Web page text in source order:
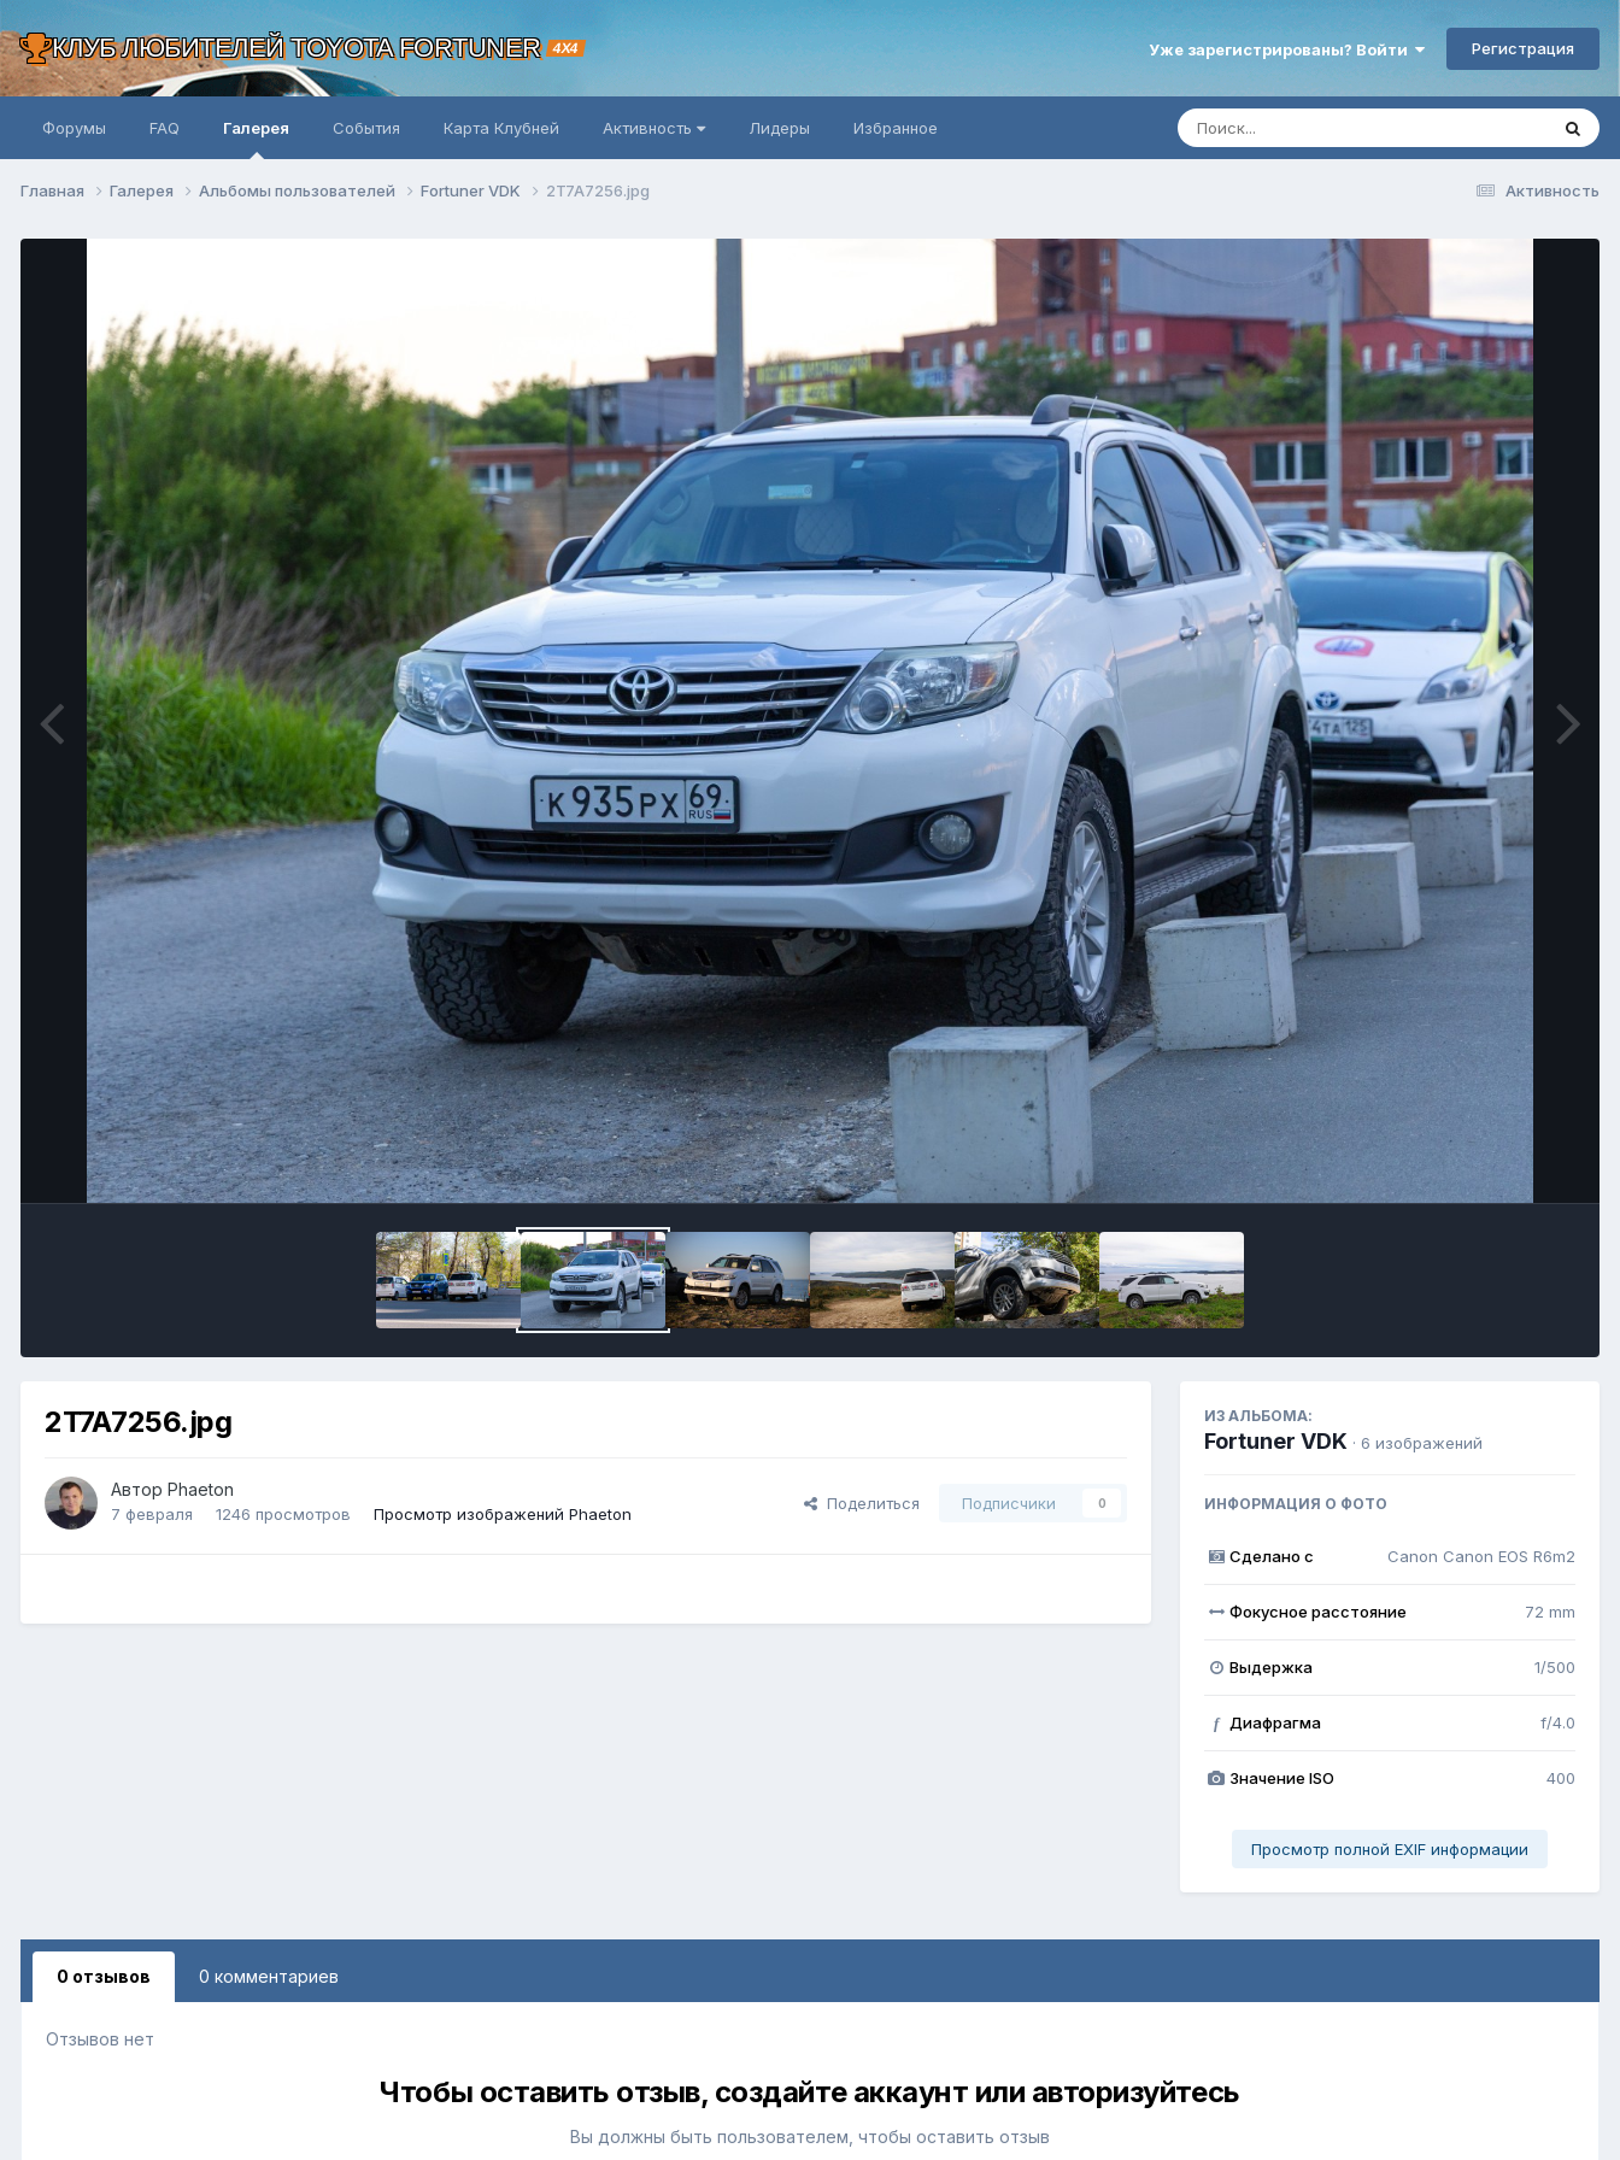
КЛУБ ЛЮБИТЕЛЕЙ TOYOTA FORTUNER 4X4 Уже зарегистрированы? Войти Регистрация
Форумы FAQ Галерея События Карта Клубней Активность Лидеры Избранное
Активность
Главная Галерея Альбомы пользователей Fortuner VDK 2T7A7256.jpg
Инструменты
2T7A7256.jpg
Автор Phaeton
7 февраля 1246 просмотров Просмотр изображений Phaeton
Поделиться Подписчики 0
ИЗ АЛЬБОМА:
Fortuner VDK · 6 изображений
ИНФОРМАЦИЯ О ФОТО
Сделано с Canon Canon EOS R6m2
Фокусное расстояние 72 mm
Выдержка 1/500
f Диафрагма f/4.0
Значение ISO 400
Просмотр полной EXIF информации
0 отзывов 0 комментариев
Отзывов нет
Чтобы оставить отзыв, создайте аккаунт или авторизуйтесь
Вы должны быть пользователем, чтобы оставить отзыв